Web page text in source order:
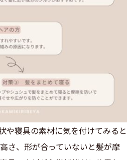
や寝具の素材に気を付けてみると
さ、形が合っていないと髪が摩